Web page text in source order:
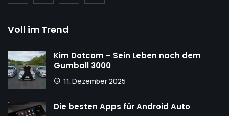
Voll im Trend
Kim Dotcom – Sein Leben nach dem
Gumball 3000
11. Dezember 2025
Die besten Apps für Android Auto